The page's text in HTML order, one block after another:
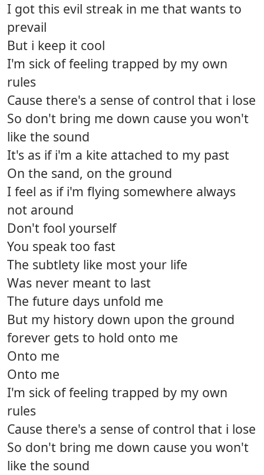
I got this evil streak in me that wants to
prevail
But i keep it cool
I'm sick of feeling trapped by my own
rules
Cause there's a sense of control that i lose
So don't bring me down cause you won't
like the sound
It's as if i'm a kite attached to my past
On the sand, on the ground
I feel as if i'm flying somewhere always
not around
Don't fool yourself
You speak too fast
The subtlety like most your life
Was never meant to last
The future days unfold me
But my history down upon the ground
forever gets to hold onto me
Onto me
Onto me
I'm sick of feeling trapped by my own
rules
Cause there's a sense of control that i lose
So don't bring me down cause you won't
like the sound